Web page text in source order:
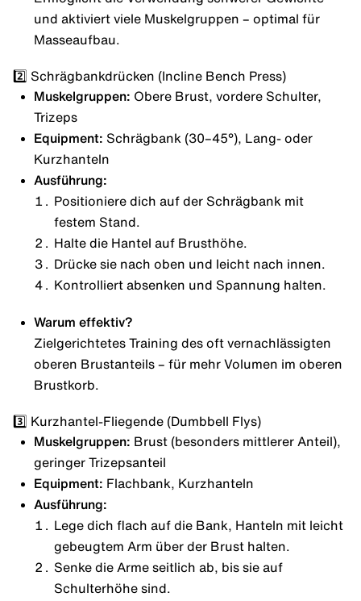
und aktiviert viele Muskelgruppen – optimal für
Masseaufbau.
2️⃣ Schrägbankdrücken (Incline Bench Press)
Muskelgruppen: Obere Brust, vordere Schulter,
Trizeps
Equipment: Schrägbank (30–45°), Lang- oder
Kurzhanteln
Ausführung:
Positioniere dich auf der Schrägbank mit
festem Stand.
Halte die Hantel auf Brusthöhe.
Drücke sie nach oben und leicht nach innen.
Kontrolliert absenken und Spannung halten.
Warum effektiv?
Zielgerichtetes Training des oft vernachlässigten
oberen Brustanteils – für mehr Volumen im oberen
Brustkorb.
3️⃣ Kurzhantel-Fliegende (Dumbbell Flys)
Muskelgruppen: Brust (besonders mittlerer Anteil),
geringer Trizepsanteil
Equipment: Flachbank, Kurzhanteln
Ausführung:
Lege dich flach auf die Bank, Hanteln mit leicht
gebeugtem Arm über der Brust halten.
Senke die Arme seitlich ab, bis sie auf
Schulterhöhe sind.